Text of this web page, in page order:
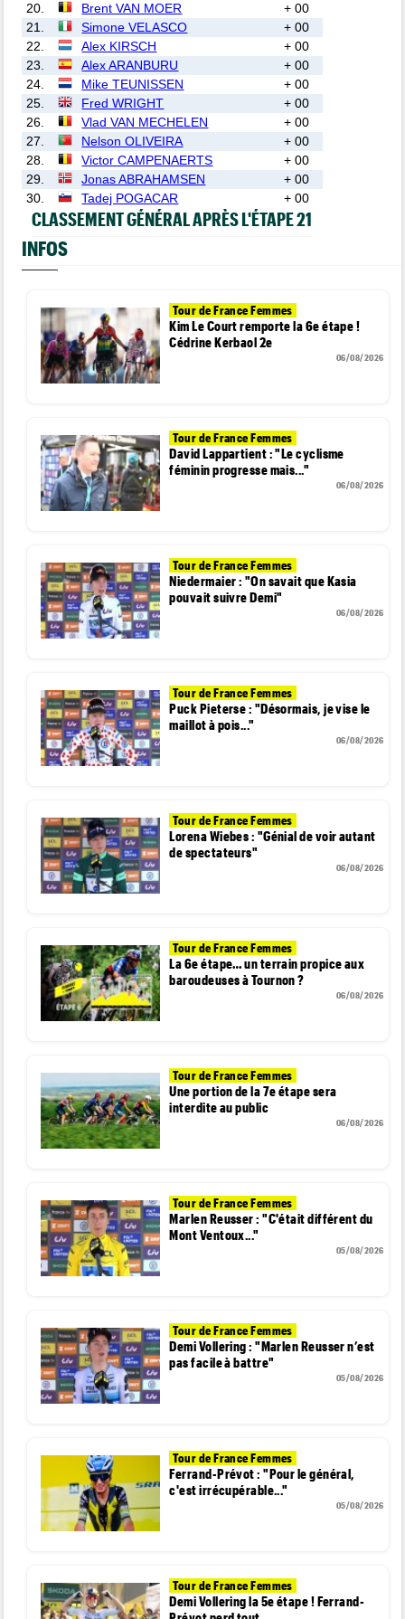
20.
Brent VAN MOER
+ 00
21.
Simone VELASCO
+ 00
22.
Alex KIRSCH
+ 00
23.
Alex ARANBURU
+ 00
24.
Mike TEUNISSEN
+ 00
25.
Fred WRIGHT
+ 00
26.
Vlad VAN MECHELEN
+ 00
27.
Nelson OLIVEIRA
+ 00
28.
Victor CAMPENAERTS
+ 00
29.
Jonas ABRAHAMSEN
+ 00
30.
Tadej POGACAR + 00
CLASSEMENT GÉNÉRAL APRÈS L'ÉTAPE 21
INFOS
Tour de France Femmes
Kim Le Court remporte la 6e étape !
Cédrine Kerbaol 2e
06/08/2026
Tour de France Femmes
David Lappartient : "Le cyclisme
féminin progresse mais..."
06/08/2026
Tour de France Femmes
Niedermaier : "On savait que Kasia
pouvait suivre Demi"
06/08/2026
Tour de France Femmes
Puck Pieterse : "Désormais, je vise le
maillot à pois..."
06/08/2026
Tour de France Femmes
Lorena Wiebes : "Génial de voir autant
de spectateurs"
06/08/2026
Tour de France Femmes
La 6e étape… un terrain propice aux
baroudeuses à Tournon ?
06/08/2026
Tour de France Femmes
Une portion de la 7e étape sera
interdite au public
06/08/2026
Tour de France Femmes
Marlen Reusser : "C'était différent du
Mont Ventoux..."
05/08/2026
Tour de France Femmes
Demi Vollering : "Marlen Reusser n’est
pas facile à battre"
05/08/2026
Tour de France Femmes
Ferrand-Prévot : "Pour le général,
c'est irrécupérable..."
05/08/2026
Tour de France Femmes
Demi Vollering la 5e étape ! Ferrand-